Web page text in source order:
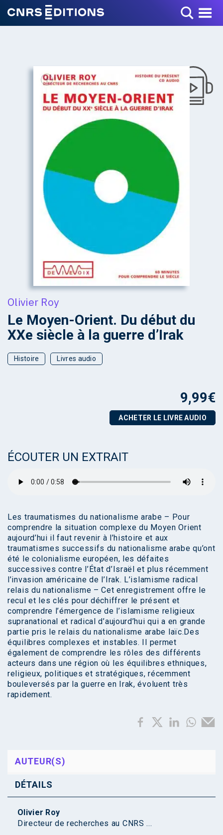
Toggle Menu
+
Olivier Roy
Le Moyen-Orient. Du début du
XXe siècle à la guerre d’Irak
Histoire Livres audio
9,99€
ACHETER LE LIVRE AUDIO
ÉCOUTER UN EXTRAIT
Les traumatismes du nationalisme arabe – Pour
comprendre la situation complexe du Moyen Orient
aujourd’hui il faut revenir à l’histoire et aux
traumatismes successifs du nationalisme arabe qu’ont
été le colonialisme européen, les défaites
successives contre l’État d’Israël et plus récemment
l’invasion américaine de l’Irak. L’islamisme radical
relais du nationalisme – Cet enregistrement offre le
recul et les clés pour déchiffrer le présent et
comprendre l’émergence de l’islamisme religieux
supranational et radical d’aujourd’hui qui a en grande
partie pris le relais du nationalisme arabe laïc.Des
équilibres complexes et instables. Il permet
également de comprendre les rôles des différents
acteurs dans une région où les équilibres ethniques,
religieux, politiques et stratégiques, récemment
bouleversés par la guerre en Irak, évoluent très
rapidement.
AUTEUR(S)
DÉTAILS
Olivier Roy
Directeur de recherches au CNRS ...